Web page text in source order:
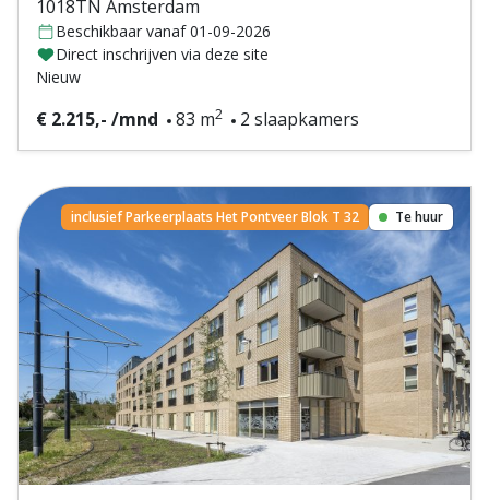
1018TN Amsterdam
Beschikbaar vanaf 01-09-2026
Direct inschrijven via deze site
Nieuw
€ 2.215,- /mnd 83 m2 2 slaapkamers
inclusief Parkeerplaats Het Pontveer Blok T 32 Te huur